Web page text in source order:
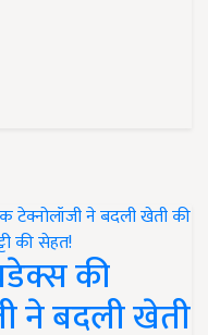
की
ने बदली खेती